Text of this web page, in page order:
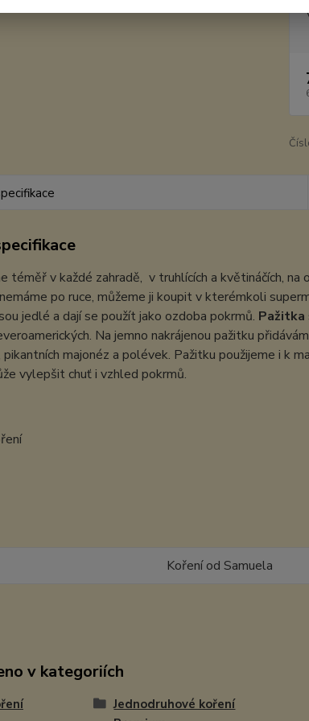
téměř v každé zahradě, v truhlících a květináčích, na
nemáme po ruce, můžeme ji koupit v kterémkoli
jedlé a dají se použít jako ozdoba pokrmů. Pažitka
Na jemno nakrájenou pažitku
majonéz a polévek. Pažitku použijeme i k
vylepšit chuť i vzhled pokrmů.
Koření od Samuela
v kategoriích
Jednodruhové koření